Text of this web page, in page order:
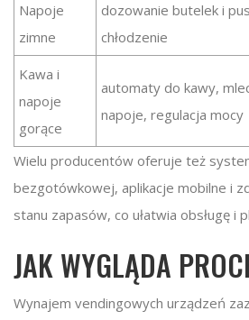
Napoje
zimne
dozowanie butelek i
chłodzenie
Kawa i
napoje
gorące
automaty do kawy,
napoje, regulacja mocy
Wielu producentów oferuje też
bezgotówkowej, aplikacje mobilne i
stanu zapasów, co ułatwia obsługę i
JAK WYGLĄDA
Wynajem vendingowych urządzeń